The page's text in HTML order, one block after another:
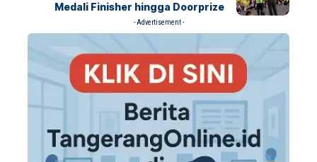
Medali Finisher hingga Doorprize
- Advertisement -